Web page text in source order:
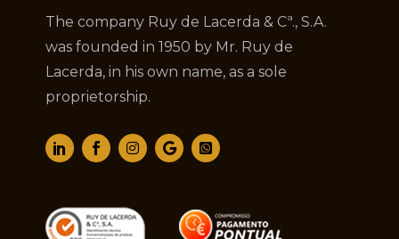
The company Ruy de Lacerda & Cª., S.A.
was founded in 1950 by Mr. Ruy de
Lacerda, in his own name, as a sole
proprietorship.